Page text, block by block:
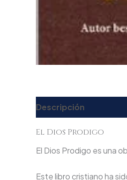
Descripción
El Dios Prodigo
El Dios Prodigo es una
Este libro cristiano ha